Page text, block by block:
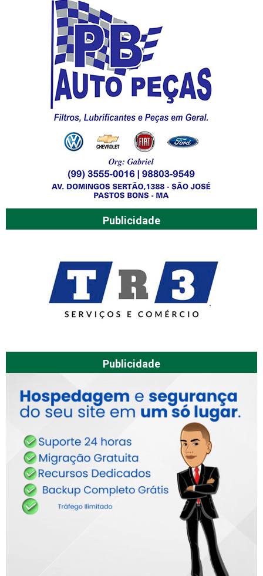
Publicidade
Publicidade